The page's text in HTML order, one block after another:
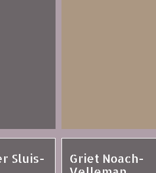
Sluis-
Griet Noach-